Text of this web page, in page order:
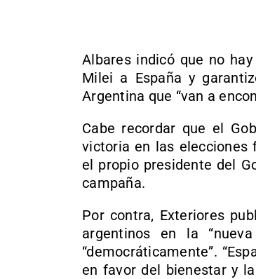
Albares indicó que no
Milei a España y
Argentina que “van a
Cabe recordar que el
victoria en las elecciones
el propio presidente del
campaña.
Por contra, Exteriores
argentinos en la
“democráticamente”.
en favor del bienestar y